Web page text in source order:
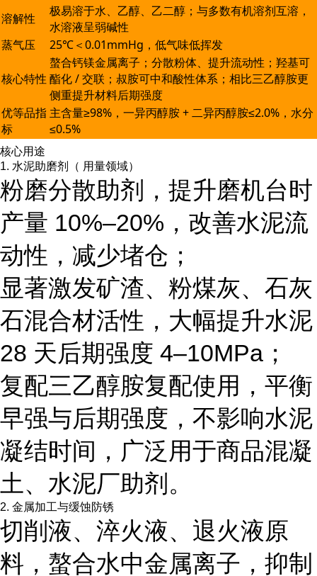
溶解性
极易溶于水、乙醇、乙二醇；与多数有机溶剂互溶，
水溶液呈弱碱性
蒸气压
25℃＜0.01mmHg，低气味低挥发
核心特性
螯合钙镁金属离子；分散粉体、提升流动性；羟基可
酯化 / 交联；叔胺可中和酸性体系；相比三乙醇胺更
侧重提升材料后期强度
优等品指
标
主含量≥98%，一异丙醇胺 + 二异丙醇胺≤2.0%，水分
≤0.5%
核心用途
1. 水泥助磨剂（ 用量领域）
粉磨分散助剂，提升磨机台时
产量 10%–20%，改善水泥流
动性，减少堵仓；
显著激发矿渣、粉煤灰、石灰
石混合材活性，大幅提升水泥
28 天后期强度 4–10MPa；
复配三乙醇胺复配使用，平衡
早强与后期强度，不影响水泥
凝结时间，广泛用于商品混凝
土、水泥厂助剂。
2. 金属加工与缓蚀防锈
切削液、淬火液、退火液原
料，螯合水中金属离子，抑制